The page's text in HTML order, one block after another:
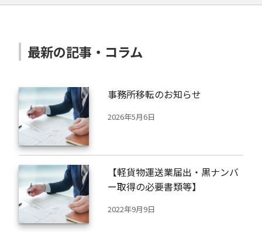
最新の記事・コラム
事務所移転のお知らせ
2026年5月6日
【軽貨物運送業届出・黒ナンバ
ー取得の必要書類等】
2022年9月9日